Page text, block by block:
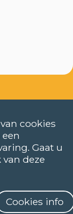
cookies
Gaat u
deze
Cookies info